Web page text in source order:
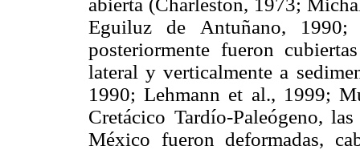
abierta (Charleston, 1973;
Eguiluz de Antuñano, 1990;
posteriormente fueron
lateral y verticalmente a
1990; Lehmann et al., 1999;
Cretácico Tardío-Paleógeno,
México fueron deformadas,